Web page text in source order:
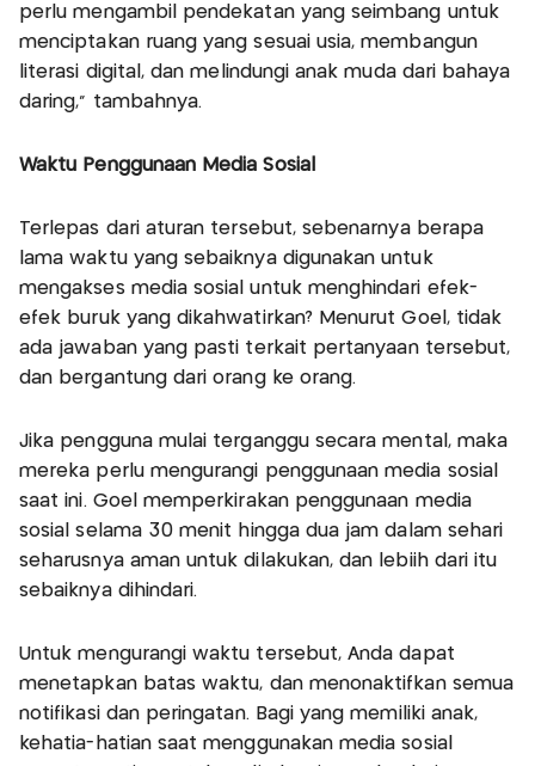
perlu mengambil pendekatan yang seimbang untuk
menciptakan ruang yang sesuai usia, membangun
literasi digital, dan melindungi anak muda dari bahaya
daring," tambahnya.
Waktu Penggunaan Media Sosial
Terlepas dari aturan tersebut, sebenarnya berapa
lama waktu yang sebaiknya digunakan untuk
mengakses media sosial untuk menghindari efek-
efek buruk yang dikahwatirkan? Menurut Goel, tidak
ada jawaban yang pasti terkait pertanyaan tersebut,
dan bergantung dari orang ke orang.
Jika pengguna mulai terganggu secara mental, maka
mereka perlu mengurangi penggunaan media sosial
saat ini. Goel memperkirakan penggunaan media
sosial selama 30 menit hingga dua jam dalam sehari
seharusnya aman untuk dilakukan, dan lebiih dari itu
sebaiknya dihindari.
Untuk mengurangi waktu tersebut, Anda dapat
menetapkan batas waktu, dan menonaktifkan semua
notifikasi dan peringatan. Bagi yang memiliki anak,
kehatia-hatian saat menggunakan media sosial